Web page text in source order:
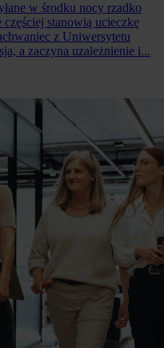
w środku nocy rzadko
stanowią ucieczkę
z Uniwersytetu
a zaczyna uzależnienie i...